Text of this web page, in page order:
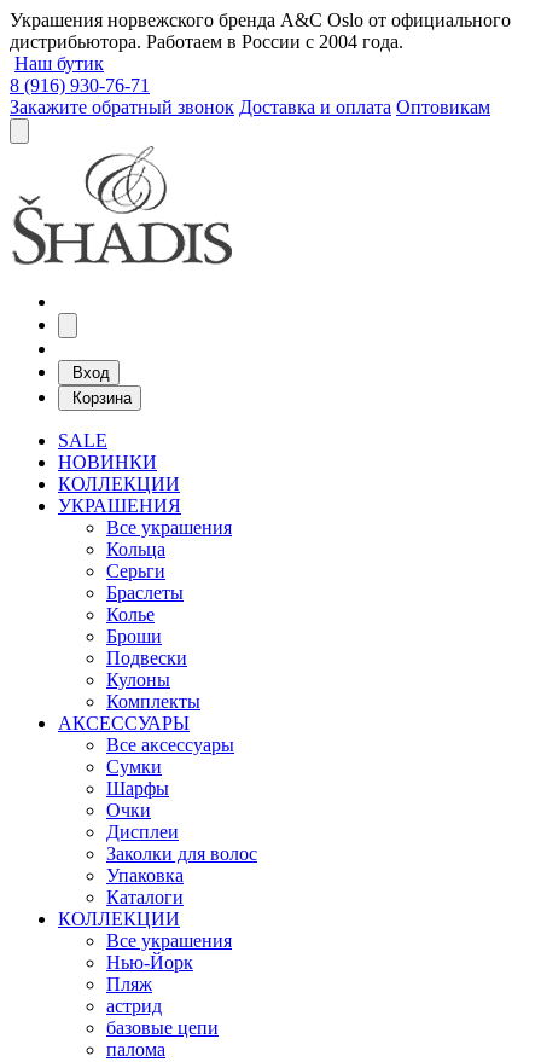
Украшения норвежского бренда A&C Oslo от официального
дистрибьютора. Работаем в России с 2004 года.
Наш бутик
8 (916) 930-76-71
Закажите обратный звонок Доставка и оплата Оптовикам
Вход
Корзина
SALE
НОВИНКИ
КОЛЛЕКЦИИ
УКРАШЕНИЯ
Все украшения
Кольца
Серьги
Браслеты
Колье
Броши
Подвески
Кулоны
Комплекты
АКСЕССУАРЫ
Все аксессуары
Сумки
Шарфы
Очки
Дисплеи
Заколки для волос
Упаковка
Каталоги
КОЛЛЕКЦИИ
Все украшения
Нью-Йорк
Пляж
астрид
базовые цепи
палома